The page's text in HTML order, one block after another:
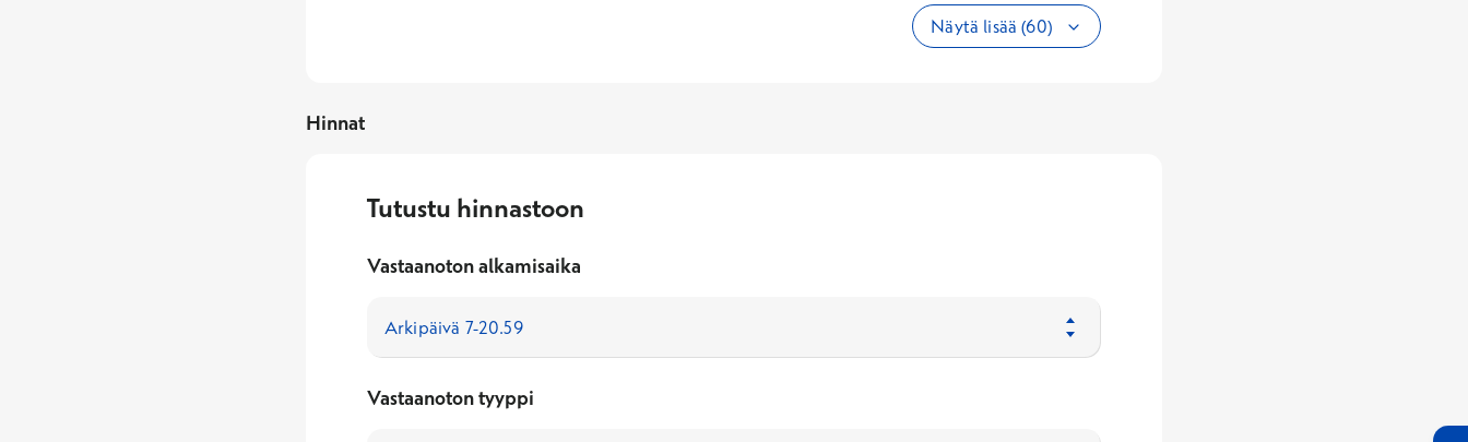
Näytä lisää (60)
Hinnat
Tutustu hinnastoon
Vastaanoton alkamisaika
Vastaanoton tyyppi